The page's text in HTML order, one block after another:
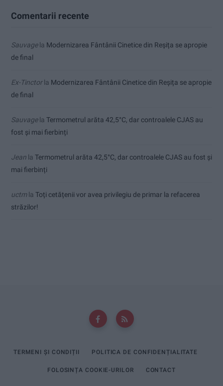
Comentarii recente
Sauvagela Modernizarea Fântânii Cinetice din Reșița se apropie
de final
Ex-Tinctorla Modernizarea Fântânii Cinetice din Reșița se apropie
de final
Sauvagela Termometrul arăta 42,5°C, dar controalele CJAS au
fost și mai fierbinți
Jean la Termometrul arăta 42,5°C, dar controalele CJAS au fost și
mai fierbinți
uctmla Toți cetățenii vor avea privilegiu de primar la refacerea
străzilor!
TERMENI ȘI CONDIȚII POLITICA DE CONFIDENȚIALITATE
FOLOSINȚA COOKIE-URILOR CONTACT